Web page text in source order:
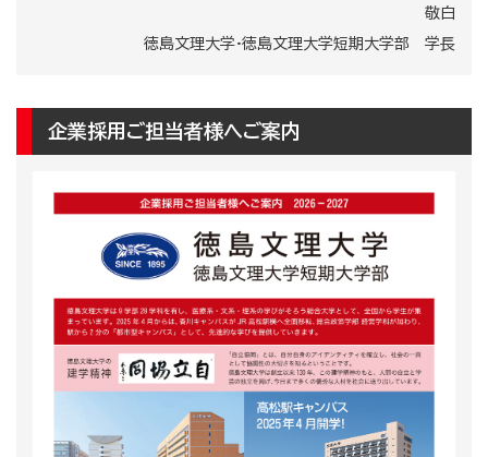
敬白
徳島文理大学·徳島文理大学短期大学部 学長
企業採用ご担当者様へご案内